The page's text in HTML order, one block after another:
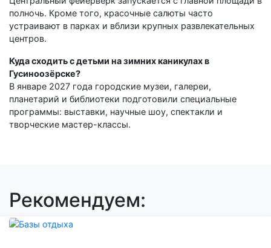
полночь. Кроме того, красочные салюты часто
устраивают в парках и вблизи крупных развлекательных
центров.
Куда сходить с детьми на зимних каникулах в
Гусиноозёрске?
В январе 2027 года городские музеи, галереи,
планетарий и библиотеки подготовили специальные
программы: выставки, научные шоу, спектакли и
творческие мастер-классы.
Рекомендуем: